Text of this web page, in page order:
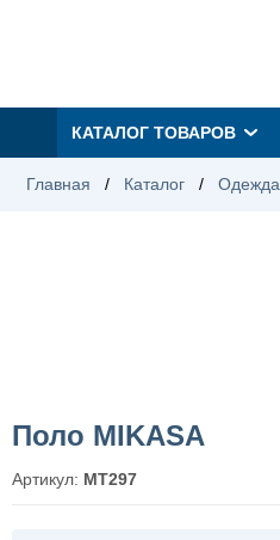
КАТАЛОГ ТОВАРОВ
Главная / Каталог / Одежда
Поло MIKASA
Артикул: MT297